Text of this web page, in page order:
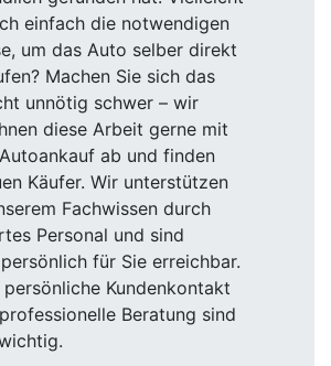
einfach die notwendigen
um das Auto selber direkt
Machen Sie sich das
unnötig schwer – wir
diese Arbeit gerne mit
ab und finden
Käufer. Wir unterstützen
Fachwissen durch
Personal und sind
für Sie erreichbar.
persönliche Kundenkontakt
Beratung sind